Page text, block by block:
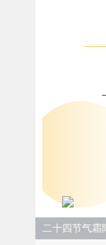
二十四节气霜